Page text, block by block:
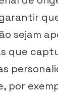
sejam
que
por